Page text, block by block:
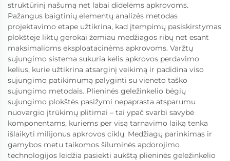
struktūrinį našumą net labai didelėms apkrovoms.
Pažangus baigtinių elementų analizės metodas
projektavimo etape užtikrina, kad įtempimų pasiskirstymas
plokštėje liktų gerokai žemiau medžiagos ribų net esant
maksimalioms eksploatacinėms apkrovoms. Varžtų
sujungimo sistema sukuria kelis apkrovos perdavimo
kelius, kurie užtikrina atsarginį veikimą ir padidina viso
sujungimo patikimumą palyginti su vieneto taško
sujungimo metodais. Plieninės geležinkelio bėgių
sujungimo plokštės pasižymi nepaprasta atsparumu
nuovargio įtrūkimų plitimai – tai ypač svarbi savybė
komponentams, kuriems per visą tarnavimo laiką tenka
išlaikyti milijonus apkrovos ciklų. Medžiagų parinkimas ir
gamybos metu taikomos šiluminės apdorojimo
technologijos leidžia pasiekti aukštą plieninės geležinkelio